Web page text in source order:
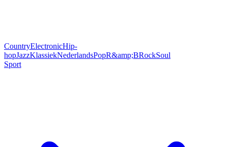
CountryElectronicHip-
hopJazzKlassiekNederlandsPopR&amp;BRockSoul
Sport